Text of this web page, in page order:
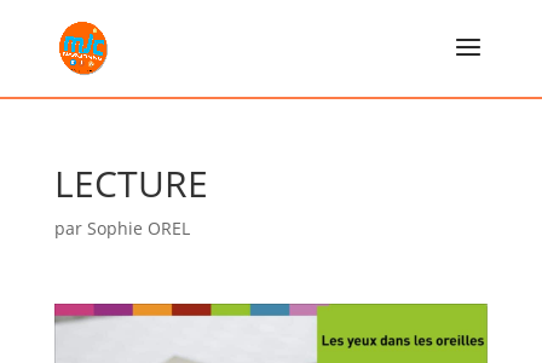
LECTURE
par Sophie OREL